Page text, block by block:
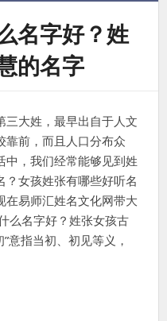
名字好？姓
的名字
三大姓，最早出自于人文
靠前，而且人口分布众
中，我们经常能够见到姓
女孩姓张有哪些好听名
在易师汇姓名文化网带大
么名字好？姓张女孩古
意指当初、初见等义，
什么名字好？姓张女孩古风有